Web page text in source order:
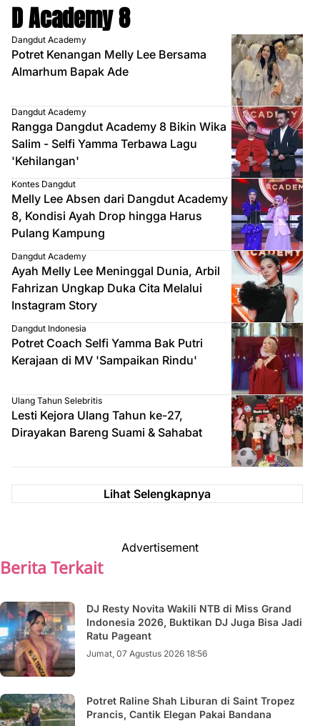
D Academy 8
Dangdut Academy
Potret Kenangan Melly Lee Bersama
Almarhum Bapak Ade
Dangdut Academy
Rangga Dangdut Academy 8 Bikin Wika
Salim - Selfi Yamma Terbawa Lagu
'Kehilangan'
Kontes Dangdut
Melly Lee Absen dari Dangdut Academy
8, Kondisi Ayah Drop hingga Harus
Pulang Kampung
Dangdut Academy
Ayah Melly Lee Meninggal Dunia, Arbil
Fahrizan Ungkap Duka Cita Melalui
Instagram Story
Dangdut Indonesia
Potret Coach Selfi Yamma Bak Putri
Kerajaan di MV 'Sampaikan Rindu'
Ulang Tahun Selebritis
Lesti Kejora Ulang Tahun ke-27,
Dirayakan Bareng Suami & Sahabat
Lihat Selengkapnya
Advertisement
Berita Terkait
DJ Resty Novita Wakili NTB di Miss Grand
Indonesia 2026, Buktikan DJ Juga Bisa Jadi
Ratu Pageant
Jumat, 07 Agustus 2026 18:56
Potret Raline Shah Liburan di Saint Tropez
Prancis, Cantik Elegan Pakai Bandana